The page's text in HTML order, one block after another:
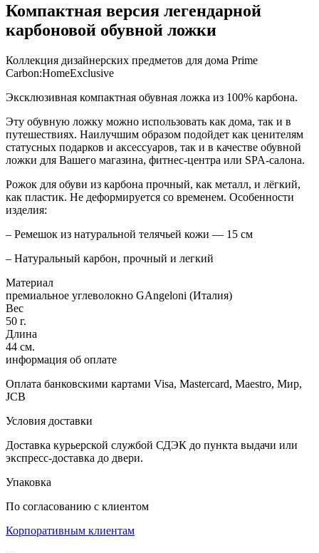
обуви
из
карбона
45
см
Компактная версия легендарной
карбоновой обувной ложки
Коллекция дизайнерских предметов для дома Prime
Carbon:HomeExclusive
Эксклюзивная компактная обувная ложка из 100% карбона.
Эту обувную ложку можно использовать как дома, так и в
путешествиях. Наилучшим образом подойдет как ценителям
статусных подарков и аксессуаров, так и в качестве обувной
ложки для Вашего магазина, фитнес-центра или SPA-салона.
Рожок для обуви из карбона прочный, как металл, и лёгкий,
как пластик. Не деформируется со временем. Особенности
изделия:
– Ремешок из натуральной телячьей кожи — 15 см
– Натуральный карбон, прочный и легкий
Материал
премиальное углеволокно GAngeloni (Италия)
Вес
50 г.
Длина
44 см.
информация об оплате
Оплата банковскими картами Visa, Mastercard, Maestro, Мир,
JCB
Условия доставки
Доставка курьерской службой СДЭК до пункта выдачи или
экспресс-доставка до двери.
Упаковка
По согласованию с клиентом
Корпоративным клиентам